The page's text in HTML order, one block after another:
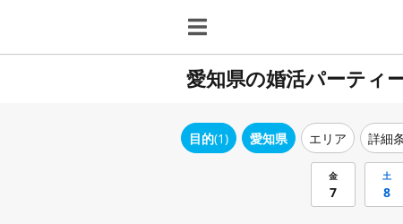
愛知県の婚活パーティ
目的(1) 愛知県 エリア 詳細
金
7
土
8